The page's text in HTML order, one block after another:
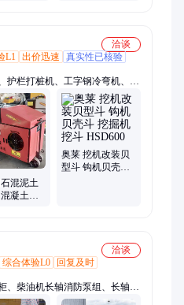
洽谈
L1 出价迅速
真实性已核验
护栏打桩机、工字钢冷弯机、自
钢筋焊网机、等离子切割机、挖
泵、螺旋钻机、破碎锤、劈裂
机、混凝土摊铺机、电动玻璃吸
、焊网机、激光切割机、制氮
混泥土
凝土上
奥莱 挖机改装贝
型斗 钩机贝壳斗
洽谈
综合体验L0
回复及时
、柴油机长轴消防泵组、长轴深
深井消防泵、电动深井消防泵、